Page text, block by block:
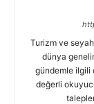
Turizm ve
dünya
gündemle ilgili
değerli